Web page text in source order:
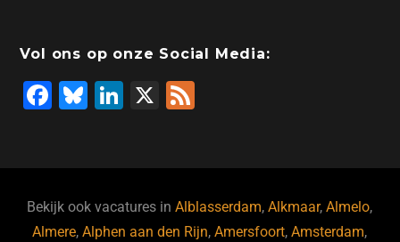
Vol ons op onze Social Media:
F
b
Bl
ky
Li
dI
X
Bekijk ook vacatures inAlblasserdam,Alkmaar,Almelo,
Almere,Alphen aan den Rijn,Amersfoort,Amsterdam,